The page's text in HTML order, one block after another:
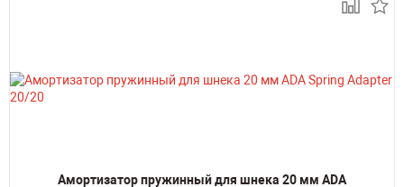
Амортизатор пружинный для шнека 20 мм ADA